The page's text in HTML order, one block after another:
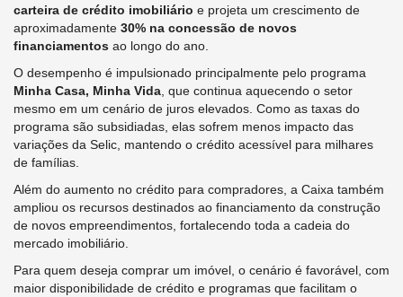
carteira de crédito imobiliário e projeta um crescimento de
aproximadamente 30% na concessão de novos
financiamentos ao longo do ano.
O desempenho é impulsionado principalmente pelo programa
Minha Casa, Minha Vida , que continua aquecendo o setor
mesmo em um cenário de juros elevados. Como as taxas do
programa são subsidiadas, elas sofrem menos impacto das
variações da Selic, mantendo o crédito acessível para milhares
de famílias.
Além do aumento no crédito para compradores, a Caixa também
ampliou os recursos destinados ao financiamento da construção
de novos empreendimentos, fortalecendo toda a cadeia do
mercado imobiliário.
Para quem deseja comprar um imóvel, o cenário é favorável, com
maior disponibilidade de crédito e programas que facilitam o